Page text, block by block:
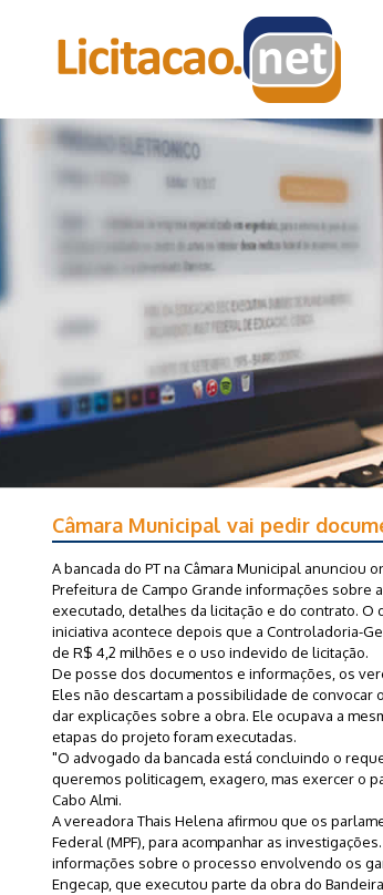
Câmara Municipal vai pedir
A bancada do PT na Câmara Municipal
Prefeitura de Campo Grande informações sobre
executado, detalhes da licitação e do contrato.
iniciativa acontece depois que a Controladoria-
de R$ 4,2 milhões e o uso indevido de licitação.
De posse dos documentos e informações, os
Eles não descartam a possibilidade de convocar
dar explicações sobre a obra. Ele ocupava a
etapas do projeto foram executadas.
"O advogado da bancada está concluindo o
queremos politicagem, exagero, mas exercer o
Cabo Almi.
A vereadora Thais Helena afirmou que os
Federal (MPF), para acompanhar as
informações sobre o processo envolvendo os
Engecap, que executou parte da obra do